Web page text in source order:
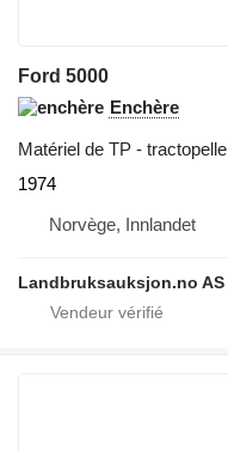
Ford 5000
Enchère
Matériel de TP - tractopelle
1974
Norvège, Innlandet
Landbruksauksjon.no AS